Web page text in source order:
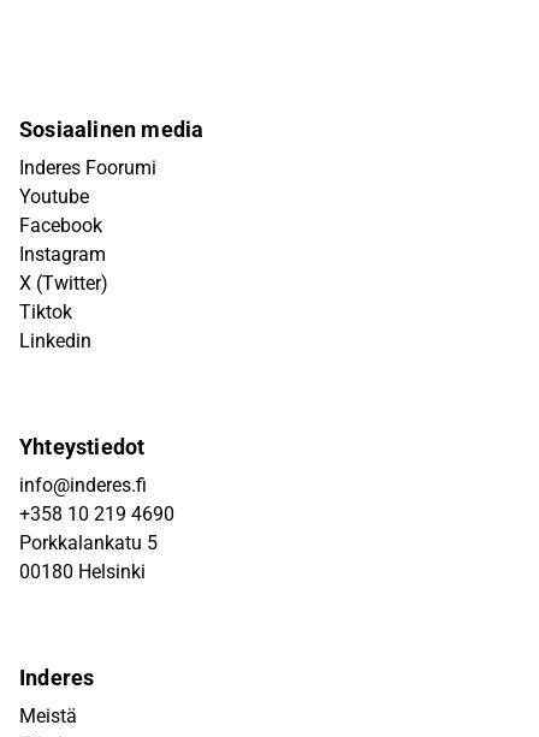
Sosiaalinen media
Inderes Foorumi
Youtube
Facebook
Instagram
X (Twitter)
Tiktok
Linkedin
Yhteystiedot
info@inderes.fi
+358 10 219 4690
Porkkalankatu 5
00180 Helsinki
Inderes
Meistä